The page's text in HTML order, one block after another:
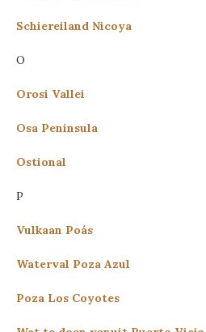
Schiereiland Nicoya
O
Orosi Vallei
Osa Peninsula
Ostional
P
Vulkaan Poás
Waterval Poza Azul
Poza Los Coyotes